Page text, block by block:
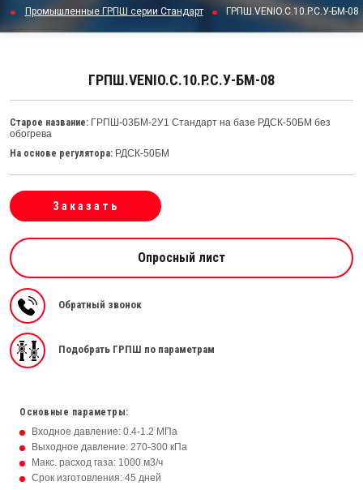
Промышленные ГРПШ серии Стандарт ГРПШ.VENIO.C.10.P.C.У-БМ-08
ГРПШ.VENIO.C.10.P.C.У-БМ-08
Старое название: ГРПШ-03БМ-2У1 Стандарт на базе РДСК-50БМ без
обогрева
На основе регулятора: РДСК-50БМ
Заказать
Опросный лист
Обратный звонок
Подобрать ГРПШ по параметрам
Основные параметры:
Входное давление: 0.4-1.2 МПа
Выходное давление: 270-300 кПа
Макс. расход газа: 1000 м3/ч
Срок изготовления: 45 дней